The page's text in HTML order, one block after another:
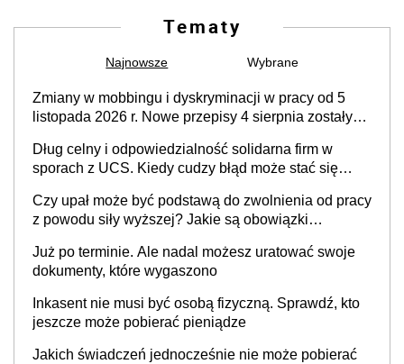
Tematy
Najnowsze Wybrane
Zmiany w mobbingu i dyskryminacji w pracy od 5
listopada 2026 r. Nowe przepisy 4 sierpnia zostały
Dług celny i odpowiedzialność solidarna firm w
sporach z UCS. Kiedy cudzy błąd może stać się
Czy upał może być podstawą do zwolnienia od pracy
z powodu siły wyższej? Jakie są obowiązki
Już po terminie. Ale nadal możesz uratować swoje
dokumenty, które wygaszono
Inkasent nie musi być osobą fizyczną. Sprawdź, kto
jeszcze może pobierać pieniądze
Jakich świadczeń jednocześnie nie może pobierać